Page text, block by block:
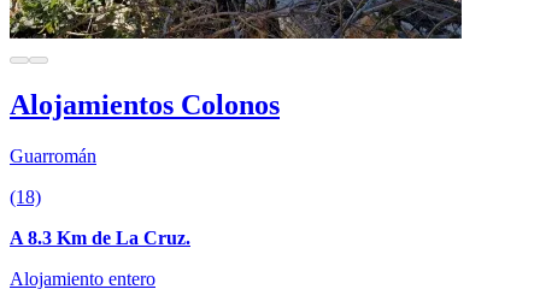
Alojamientos Colonos
Guarromán
(18)
A 8.3 Km de La Cruz.
Alojamiento entero